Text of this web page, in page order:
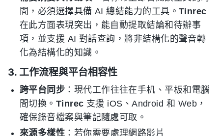
間，必須選擇具備 AI 總結能力的工具。 Tinrec
在此方面表現突出，能自動提取結論和待辦事
項，並支援 AI 對話查詢，將非結構化的聲音轉
化為結構化的知識。
3. 工作流程與平台相容性
跨平台同步 ：現代工作往往在手机、平板和電腦
間切換。 Tinrec 支援 iOS、Android 和 Web，
確保錄音檔案與筆記隨處可取。
來源多樣性 ：若你需要處理網路影片